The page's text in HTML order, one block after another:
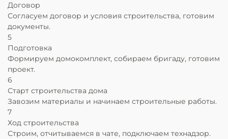
Договор
Согласуем договор и условия строительства, готовим
документы.
5
Подготовка
Формируем домокомплект, собираем бригаду, готовим
проект.
6
Старт строительства дома
Завозим материалы и начинаем строительные работы.
7
Ход строительства
Строим, отчитываемся в чате, подключаем технадзор.